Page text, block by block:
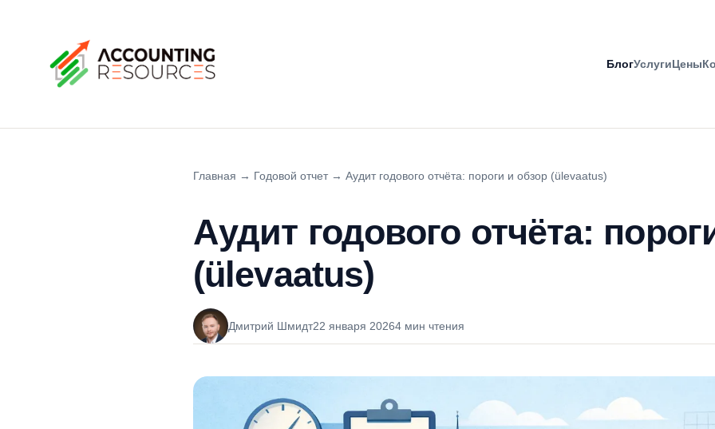
БлогУслугиЦены
Главная → Годовой отчет→ Аудит годового отчёта: пороги и обзор (ülevaatus)
Аудит годового отчёта:
(ülevaatus)
Дмитрий Шмидт22 января 20264 мин чтения